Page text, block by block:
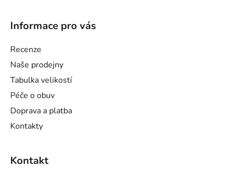
Informace pro vás
Recenze
Naše prodejny
Tabulka velikostí
Péče o obuv
Doprava a platba
Kontakty
Kontakt